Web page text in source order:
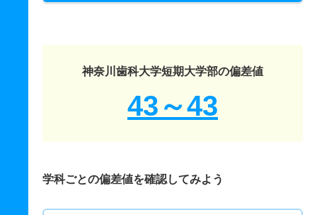
神奈川歯科大学短期大学部の偏差値
43～43
学科ごとの偏差値を確認してみよう